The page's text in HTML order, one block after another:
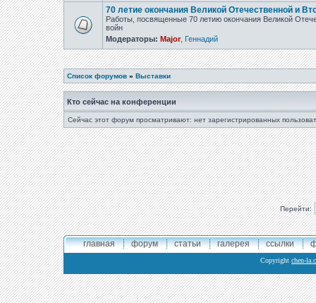
70 летие окончания Великой Отечественной и
Работы, посвященные 70 летию окончания Великой
войн
Модераторы: Major, Геннадий
Список форумов » Выставки
Кто сейчас на конференции
Сейчас этот форум просматривают: нет зарегистрированных
Перейти:
главная форум статьи галерея ссылки
Copyright chen-